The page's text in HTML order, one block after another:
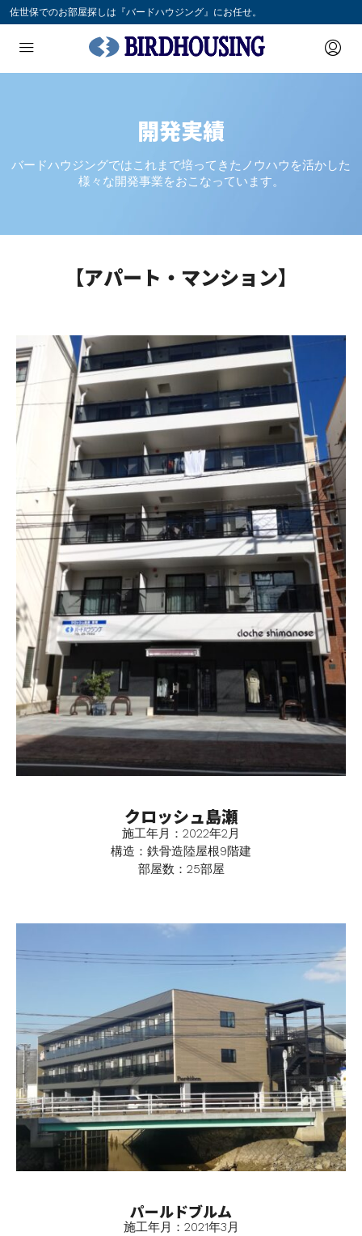
佐世保でのお部屋探しは『バードハウジング』にお任せ。
開発実績
バードハウジングではこれまで培ってきたノウハウを活かした
様々な開発事業をおこなっています。
【アパート・マンション】
クロッシュ島瀬
施工年月：2022年2月
構造：鉄骨造陸屋根9階建
部屋数：25部屋
パールドブルム
施工年月：2021年3月